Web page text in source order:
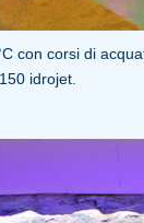
con corsi di
idrojet.